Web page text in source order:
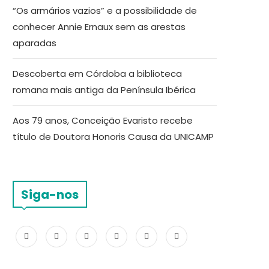
“Os armários vazios” e a possibilidade de
conhecer Annie Ernaux sem as arestas
aparadas
Descoberta em Córdoba a biblioteca
romana mais antiga da Península Ibérica
Aos 79 anos, Conceição Evaristo recebe
título de Doutora Honoris Causa da UNICAMP
Siga-nos